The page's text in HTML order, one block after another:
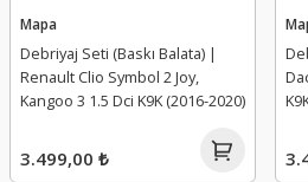
Mapa
Debriyaj Seti (Baskı Balata) |
Renault Clio Symbol 2 Joy,
Kangoo 3 1.5 Dci K9K (2016-2020)
3.499,00 ₺